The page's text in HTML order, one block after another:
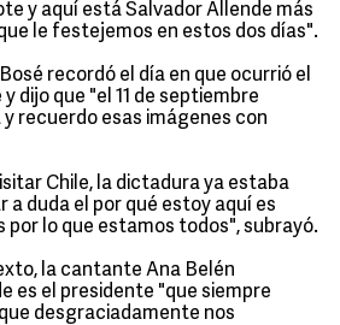
y aquí está Salvador Allende más
le festejemos en estos dos días".
recordó el día en que ocurrió el
dijo que "el 11 de septiembre
recuerdo esas imágenes con
Chile, la dictadura ya estaba
a duda el por qué estoy aquí es
por lo que estamos todos", subrayó.
la cantante Ana Belén
es el presidente "que siempre
desgraciadamente nos